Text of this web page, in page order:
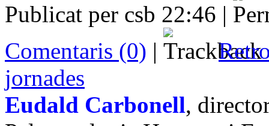
Publicat per csb 22:46 |
Comentaris (0) |
jornades
Eudald Carbonell,